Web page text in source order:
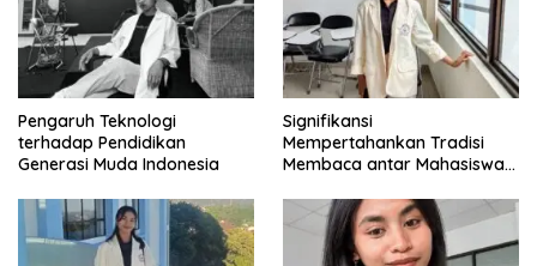
Pengaruh Teknologi
terhadap Pendidikan
Generasi Muda Indonesia
Signifikansi
Mempertahankan Tradisi
Membaca antar Mahasiswa